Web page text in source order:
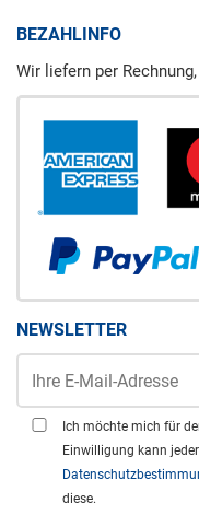
BEZAHLINFO
Wir liefern per
NEWSLETTER
Ich möchte mich für
Einwilligung kann
diese.